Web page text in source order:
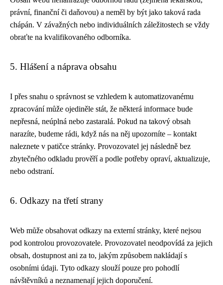
právní, finanční či daňovou) a neměl by být jako taková rada
chápán. V závažných nebo individuálních záležitostech se vždy
obraťte na kvalifikovaného odborníka.
5. Hlášení a náprava obsahu
I přes snahu o správnost se vzhledem k automatizovanému
zpracování může ojediněle stát, že některá informace bude
nepřesná, neúplná nebo zastaralá. Pokud na takový obsah
narazíte, budeme rádi, když nás na něj upozorníte – kontakt
naleznete v patičce stránky. Provozovatel jej následně bez
zbytečného odkladu prověří a podle potřeby opraví, aktualizuje,
nebo odstraní.
6. Odkazy na třetí strany
Web může obsahovat odkazy na externí stránky, které nejsou
pod kontrolou provozovatele. Provozovatel neodpovídá za jejich
obsah, dostupnost ani za to, jakým způsobem nakládají s
osobními údaji. Tyto odkazy slouží pouze pro pohodlí
návštěvníků a neznamenají jejich doporučení.